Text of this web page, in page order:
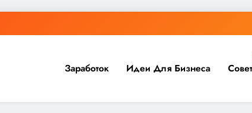
Заработок Идеи Для Бизнеса